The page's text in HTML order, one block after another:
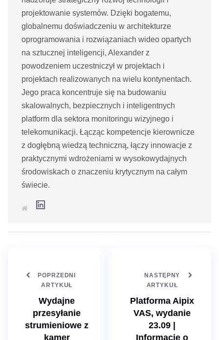
projektowanie systemów. Dzięki bogatemu,
globalnemu doświadczeniu w architekturze
oprogramowania i rozwiązaniach wideo opartych
na sztucznej inteligencji, Alexander z
powodzeniem uczestniczył w projektach i
projektach realizowanych na wielu kontynentach.
Jego praca koncentruje się na budowaniu
skalowalnych, bezpiecznych i inteligentnych
platform dla sektora monitoringu wizyjnego i
telekomunikacji. Łącząc kompetencje kierownicze
z dogłębną wiedzą techniczną, łączy innowacje z
praktycznymi wdrożeniami w wysokowydajnych
środowiskach o znaczeniu krytycznym na całym
świecie.
r
POPRZEDNI
ARTYKUŁ
Wydajne
przesyłanie
strumieniowe z
kamer
NASTĘPNY
ARTYKUŁ
Platforma Aipix
VAS, wydanie
23.09 |
Informacje o